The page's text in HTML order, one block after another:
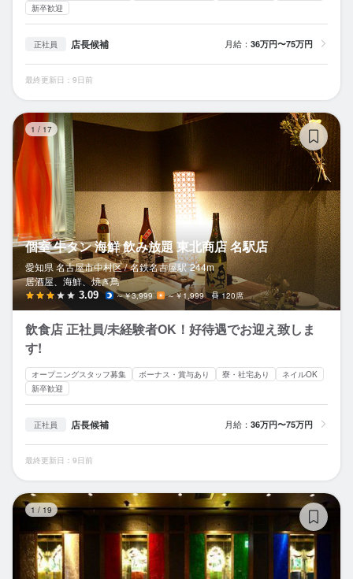
新卒歓迎
正社員 店長候補 月給： 36万円〜75万円
最終更新日：9日前
1 / 17
個室 牛タン 海鮮 飲み放題 東北商店 名駅店
愛知県 名古屋市中村区 / 名鉄名古屋駅 244m
居酒屋、海鮮、焼き鳥
3.09 ～￥3,999 ～￥1,999 120席
飲食店 正社員/未経験者OK！好待遇でお迎え致しま
す!
オープニングスタッフ募集 ボーナス・賞与あり 寮・社宅あり
ネイルOK
新卒歓迎
正社員 店長候補 月給： 36万円〜75万円
最終更新日：9日前
1 / 19